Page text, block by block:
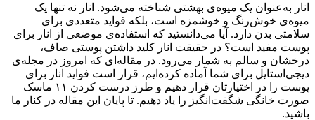
انار به‌عنوان یک میوه‌ی بهشتی شناخته می‌شود. انار نه تنها یک
میوه‌ی خوش‌رنگ و خوشمزه است، بلکه فواید متعددی برای
سلامتی بدن دارد. آیا می‌دانستید که استفاده‌ی موضعی از انار برای
پوست مفید است؟ در حقیقت انار کلید داشتن پوستی صاف،
درخشان و سالم به شمار می‌رود. در مقاله‌ای که امروز در مجله‌ی
دیجی‌استایل برای شما آماده کرده‌ایم، قرار است فواید انار برای
پوست را در اختیارتان قرار دهیم و طرز درست کردن ۱۱ ماسک
صورت خانگی شگفت‌انگیز را یاد دهیم. تا پایان این مقاله در کنار ما
باشید.